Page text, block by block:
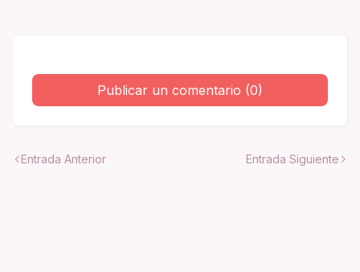
Publicar un comentario (0)
Entrada Anterior Entrada Siguiente